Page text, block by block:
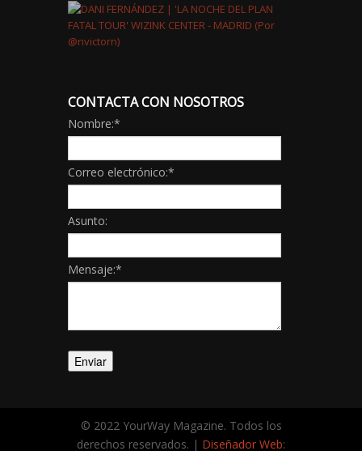
CONTACTA CON NOSOTROS
Nombre:*
Correo electrónico:*
Asunto:
Mensaje:*
© 2022 YourWay Magazine. Todos los
derechos reservados. | Diseñador Web: